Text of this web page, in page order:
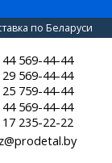
по Беларуси
569-44-44
569-44-44
759-44-44
569-44-44
235-22-22